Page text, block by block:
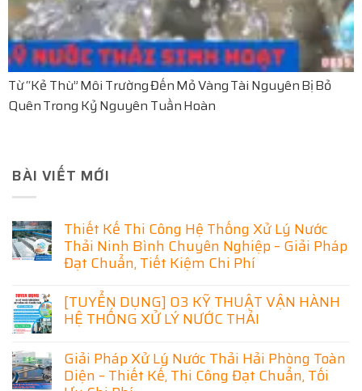
Từ “Kẻ Thù” Môi Trường Đến Mỏ Vàng Tài Nguyên Bị Bỏ
Quên Trong Kỷ Nguyên Tuần Hoàn
BÀI VIẾT MỚI
Thiết Kế Thi Công Hệ Thống Xử Lý Nước
Thải Ninh Bình Chuyên Nghiệp – Giải Pháp
Đạt Chuẩn, Tiết Kiệm Chi Phí
có
bình
luận
ở
Kế
Thi
Công
Hệ
[TUYỂN DỤNG] 03 KỸ THUẬT VẬN HÀNH
HỆ THỐNG XỬ LÝ NƯỚC THẢI
bình
luận
ở
Giải Pháp Xử Lý Nước Thải Hải Phòng Toàn
Diện – Thiết Kế, Thi Công Đạt Chuẩn, Tối